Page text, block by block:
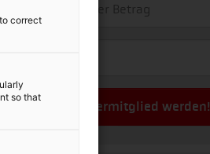
Jetzt Fördermitglied werden!
correct
so that